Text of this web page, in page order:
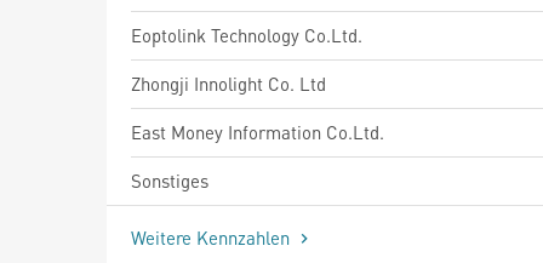
Eoptolink Technology Co.Ltd.
Zhongji Innolight Co. Ltd
East Money Information Co.Ltd.
Sonstiges
Weitere Kennzahlen